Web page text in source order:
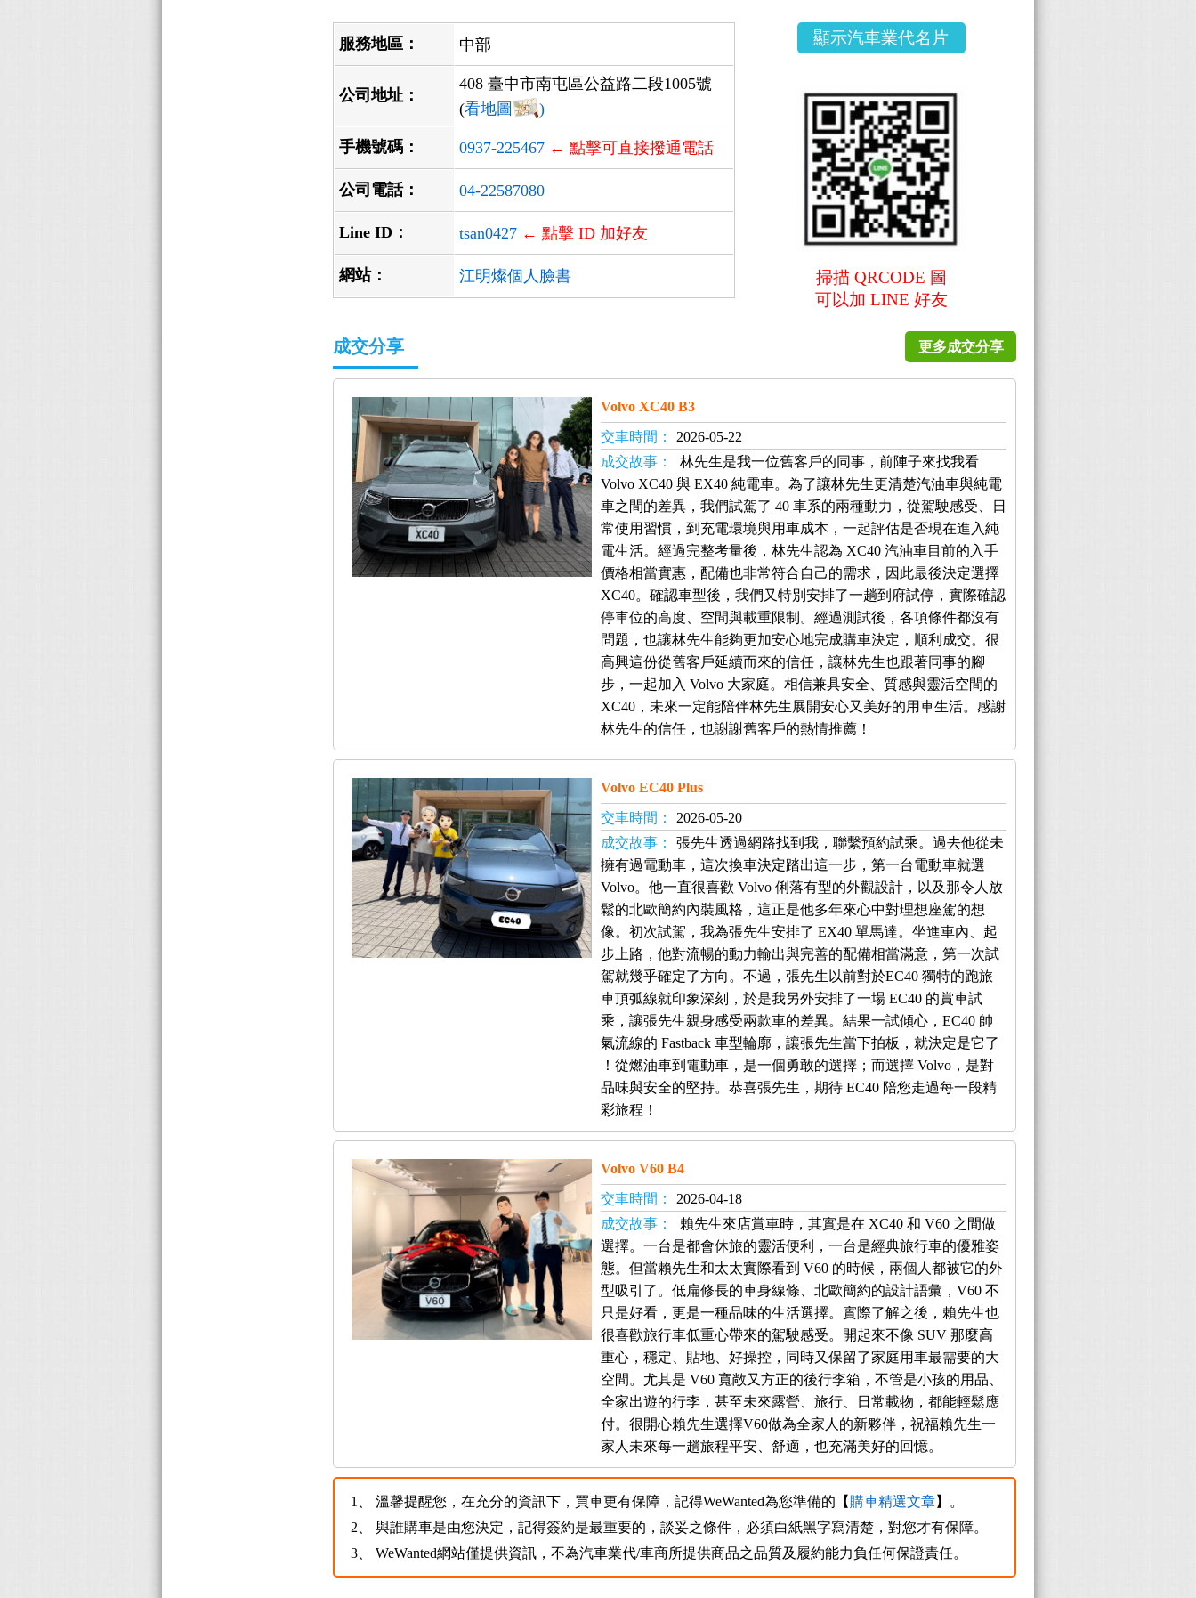
服務地區： 中部
公司地址：
408 臺中市南屯區公益路二段1005號
(看地圖 )
手機號碼： 0937-225467 ← 點擊可直接撥通電話
公司電話： 04-22587080
Line ID： tsan0427 ← 點擊 ID 加好友
網站： 江明燦個人臉書
顯示汽車業代名片
掃描 QRCODE 圖
可以加 LINE 好友
成交分享 更多成交分享
Volvo XC40 B3
交車時間：
2026-05-22
成交故事：
林先生是我一位舊客戶的同事，前陣子來找我看
Volvo XC40 與 EX40 純電車。為了讓林先生更清楚汽油車與純電
車之間的差異，我們試駕了 40 車系的兩種動力，從駕駛感受、日
常使用習慣，到充電環境與用車成本，一起評估是否現在進入純
電生活。經過完整考量後，林先生認為 XC40 汽油車目前的入手
價格相當實惠，配備也非常符合自己的需求，因此最後決定選擇
XC40。確認車型後，我們又特別安排了一趟到府試停，實際確認
停車位的高度、空間與載重限制。經過測試後，各項條件都沒有
問題，也讓林先生能夠更加安心地完成購車決定，順利成交。很
高興這份從舊客戶延續而來的信任，讓林先生也跟著同事的腳
步，一起加入 Volvo 大家庭。相信兼具安全、質感與靈活空間的
XC40，未來一定能陪伴林先生展開安心又美好的用車生活。感謝
林先生的信任，也謝謝舊客戶的熱情推薦！
Volvo EC40 Plus
交車時間：
2026-05-20
成交故事：
張先生透過網路找到我，聯繫預約試乘。過去他從未
擁有過電動車，這次換車決定踏出這一步，第一台電動車就選
Volvo。他一直很喜歡 Volvo 俐落有型的外觀設計，以及那令人放
鬆的北歐簡約內裝風格，這正是他多年來心中對理想座駕的想
像。初次試駕，我為張先生安排了 EX40 單馬達。坐進車內、起
步上路，他對流暢的動力輸出與完善的配備相當滿意，第一次試
駕就幾乎確定了方向。不過，張先生以前對於EC40 獨特的跑旅
車頂弧線就印象深刻，於是我另外安排了一場 EC40 的賞車試
乘，讓張先生親身感受兩款車的差異。結果一試傾心，EC40 帥
氣流線的 Fastback 車型輪廓，讓張先生當下拍板，就決定是它了
！從燃油車到電動車，是一個勇敢的選擇；而選擇 Volvo，是對
品味與安全的堅持。恭喜張先生，期待 EC40 陪您走過每一段精
彩旅程！
Volvo V60 B4
交車時間：
2026-04-18
成交故事：
賴先生來店賞車時，其實是在 XC40 和 V60 之間做
選擇。一台是都會休旅的靈活便利，一台是經典旅行車的優雅姿
態。但當賴先生和太太實際看到 V60 的時候，兩個人都被它的外
型吸引了。低扁修長的車身線條、北歐簡約的設計語彙，V60 不
只是好看，更是一種品味的生活選擇。實際了解之後，賴先生也
很喜歡旅行車低重心帶來的駕駛感受。開起來不像 SUV 那麼高
重心，穩定、貼地、好操控，同時又保留了家庭用車最需要的大
空間。尤其是 V60 寬敞又方正的後行李箱，不管是小孩的用品、
全家出遊的行李，甚至未來露營、旅行、日常載物，都能輕鬆應
付。很開心賴先生選擇V60做為全家人的新夥伴，祝福賴先生一
家人未來每一趟旅程平安、舒適，也充滿美好的回憶。
1、 溫馨提醒您，在充分的資訊下，買車更有保障，記得WeWanted為您準備的【 購車精選文章】。
2、
與誰購車是由您決定，記得簽約是最重要的，談妥之條件，必須白紙黑字寫清楚，對您才有保障。
3、
WeWanted網站僅提供資訊，不為汽車業代/車商所提供商品之品質及履約能力負任何保證責任。